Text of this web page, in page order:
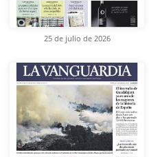
25 de julio de 2026